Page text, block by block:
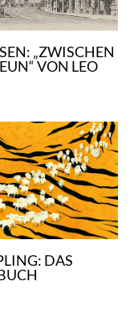
„ZWISCHEN
VON LEO
DAS